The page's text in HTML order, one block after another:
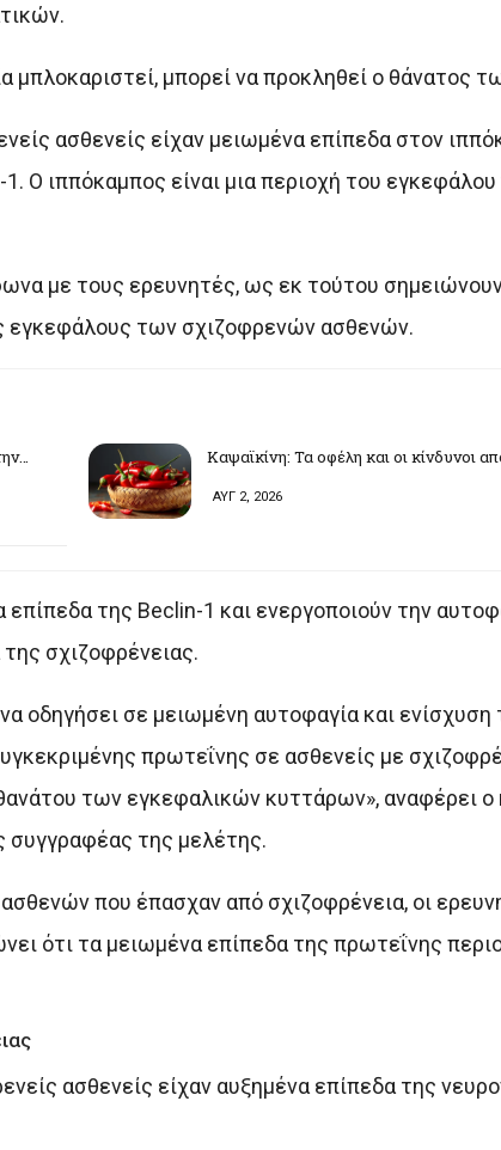
μπλοκαριστεί, μπορεί να προκληθεί ο θάνατος
ασθενείς είχαν μειωμένα επίπεδα στον
Ο ιππόκαμπος είναι μια περιοχή του
με τους ερευνητές, ως εκ τούτου
εγκεφάλους των σχιζοφρενών ασθενών.
Καψαϊκίνη: Τα οφέλη και οι κίνδυνοι
ΑΥΓ 2, 2026
της Βeclin-1 και ενεργοποιούν την
σχιζοφρένειας.
οδηγήσει σε μειωμένη αυτοφαγία και ενίσχυση
πρωτεΐνης σε ασθενείς με
των εγκεφαλικών κυττάρων», αναφέρει ο
συγγραφέας της μελέτης.
που έπασχαν από σχιζοφρένεια, οι
ότι τα μειωμένα επίπεδα της πρωτεΐνης
ασθενείς είχαν αυξημένα επίπεδα της